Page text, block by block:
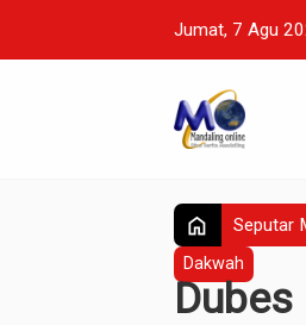
Jumat, 7 Agu
home Seputar
Dakwah